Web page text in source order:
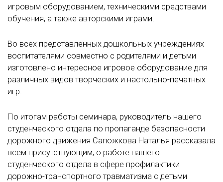
игровым оборудованием, техническими средствами
обучения, а также авторскими играми.
Во всех представленных дошкольных учреждениях
воспитателями совместно с родителями и детьми
изготовлено интересное игровое оборудование для
различных видов творческих и настольно-печатных
игр.
По итогам работы семинара, руководитель нашего
студенческого отдела по пропаганде безопасности
дорожного движения Сапожкова Наталья рассказала
всем присутствующим, о работе нашего
студенческого отдела в сфере профилактики
дорожно-транспортного травматизма с детьми